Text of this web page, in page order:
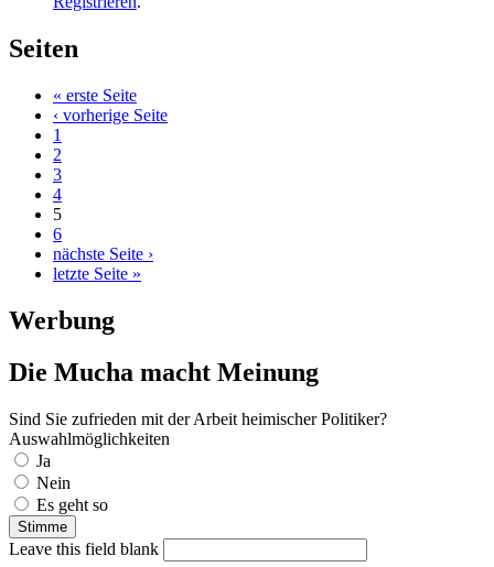
Seiten
« erste Seite
‹ vorherige Seite
1
2
3
4
5
6
nächste Seite ›
letzte Seite »
Werbung
Die Mucha macht Meinung
Sind Sie zufrieden mit der Arbeit heimischer Politiker?
Auswahlmöglichkeiten
Ja
Nein
Es geht so
Leave this field blank